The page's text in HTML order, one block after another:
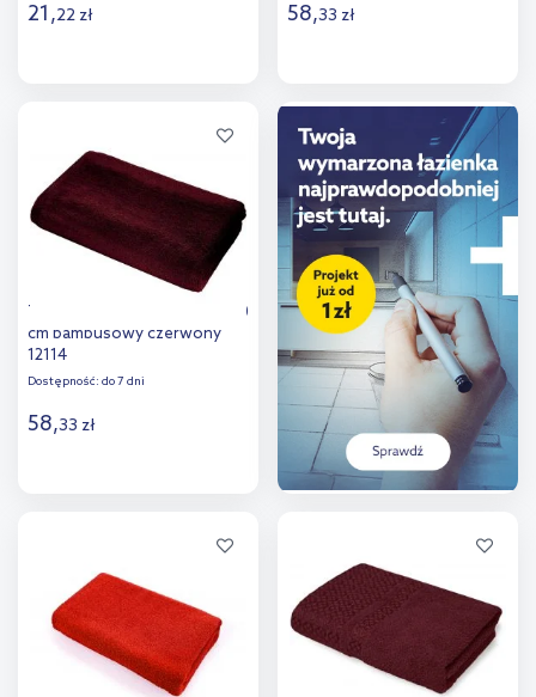
21,22 zł
porównania
58,33 zł
Dodaj do
porównania
Texpol Glossy ręcznik 100x50
cm bambusowy czerwony
12114
Dostępność: do 7 dni
58,33 zł
porównania